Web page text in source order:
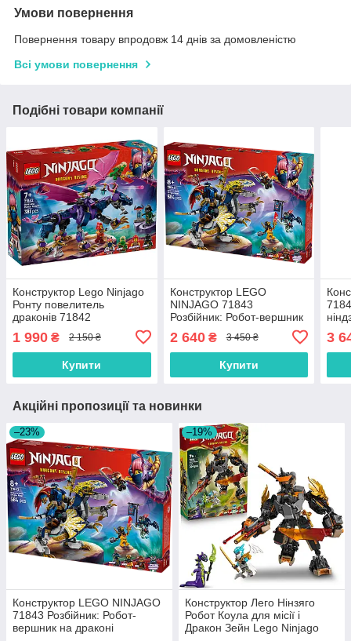
Умови повернення
Повернення товару впродовж 14 днів за домовленістю
Всі умови повернення
Подібні товари компанії
Конструктор Lego Ninjago
Ронту повелитель
драконів 71842
1 990 ₴ 2 150 ₴
Купити
Конструктор LEGO
NINJAGO 71843
Розбійник: Робот-вершник
2 640₴ 3 450 ₴
Купити
3
Акційні пропозиції та новинки
–23%
Конструктор LEGO NINJAGO
71843 Розбійник: Робот-
вершник на драконі
–19%
Конструктор Лего Нінзяго
Робот Коула для місії і
Дракон Зейн Lego Ninjago